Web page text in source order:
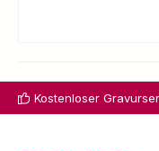
Kostenloser